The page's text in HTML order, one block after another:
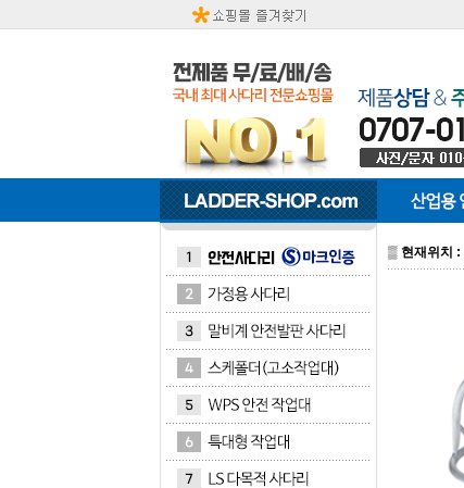
▒ 현재위치 :